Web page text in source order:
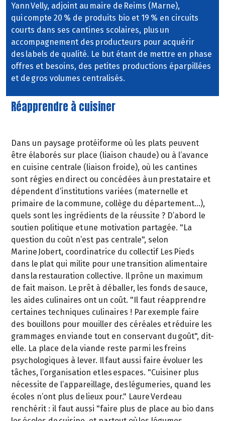
Yann Velly, adjoint au maire de Reims (Marne),
qui compte 20 % de produits bio et 19 % en circuits
courts dans ses cantines scolaires, plus un
accompagnement des producteurs pour acquérir
des labels de qualité. Le but étant de mettre en phase
offres et besoins, des petites productions éparpillées
et de gros volumes centralisés.
Réapprendre à cuisiner
Dans un paysage protéiforme où les plats peuvent
être élaborés sur place (liaison chaude) ou à l’avance
en cuisine centrale (liaison froide), où les cantines
sont régies en direct ou concédées à un prestataire et
dépendent d’institutions variées (maternelle et
primaire de la commune, collège du département…),
quels sont les ingrédients de la réussite ? D’abord le
soutien politique et une motivation partagée. "La
question du coût n’est pas centrale", selon
Marine Jobert, coordinatrice du collectif Les Pieds
dans le plat qui milite pour une transition alimentaire
dans la restauration collective. Il prône un maximum
de fait maison. Le prêt à déballer, les fonds de sauce,
les aides culinaires ont un coût. "Il faut réapprendre
certaines techniques culinaires ! Par exemple faire
des bouillons pour mouiller des céréales et réduire les
grammages en viande tout en conservant du goût", dit-
elle. La place de la viande reste parmi les freins
psychologiques à lever. Il faut aussi faire évoluer les
tâches, l’organisation et les espaces. "Cuisiner plus
nécessite de l’appareillage, des légumeries, quand les
écoles n’ont plus de lieux pour." Laure Verdeau
renchérit : il faut aussi "faire plus de place au bio dans